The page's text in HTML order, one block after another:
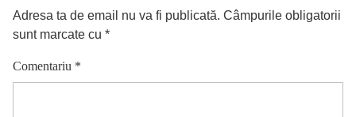
Adresa ta de email nu va fi publicată. Câmpurile obligatorii
sunt marcate cu *
Comentariu *